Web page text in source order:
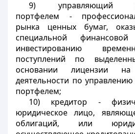
9) управляющий
портфелем -
рынка ценных бумаг,
специальной
инвестированию
поступлений по
основании лицензии на
деятельности по
портфелем;
10) кредитор -
юридическое лицо,
облигаций, или